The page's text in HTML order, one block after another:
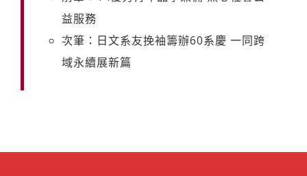
益服務
次筆：日文系友挽袖籌辦60系慶 一同跨
域永續展新篇